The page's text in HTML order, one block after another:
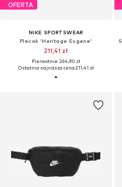
OFERTA
NIKE SPORTSWEAR
Plecak 'Heritage Eugene'
211,41 zł
Pierwotnie: 264,90 zł
Ostatnia najniższa cena:211,41 zł